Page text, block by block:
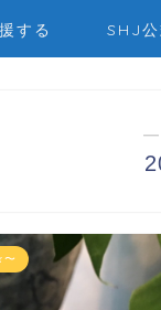
する SHJ
―
〜